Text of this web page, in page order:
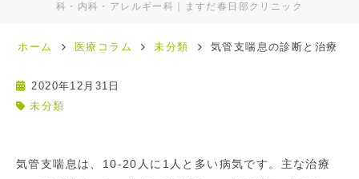
科・内科・アレルギー科｜ますだ春日部クリニック
ホーム 医療コラム 未分類 気管支喘息の診断と治療
2020年12月31日
未分類
気管支喘息は、10-20人に1人と多い病気です。主な治療